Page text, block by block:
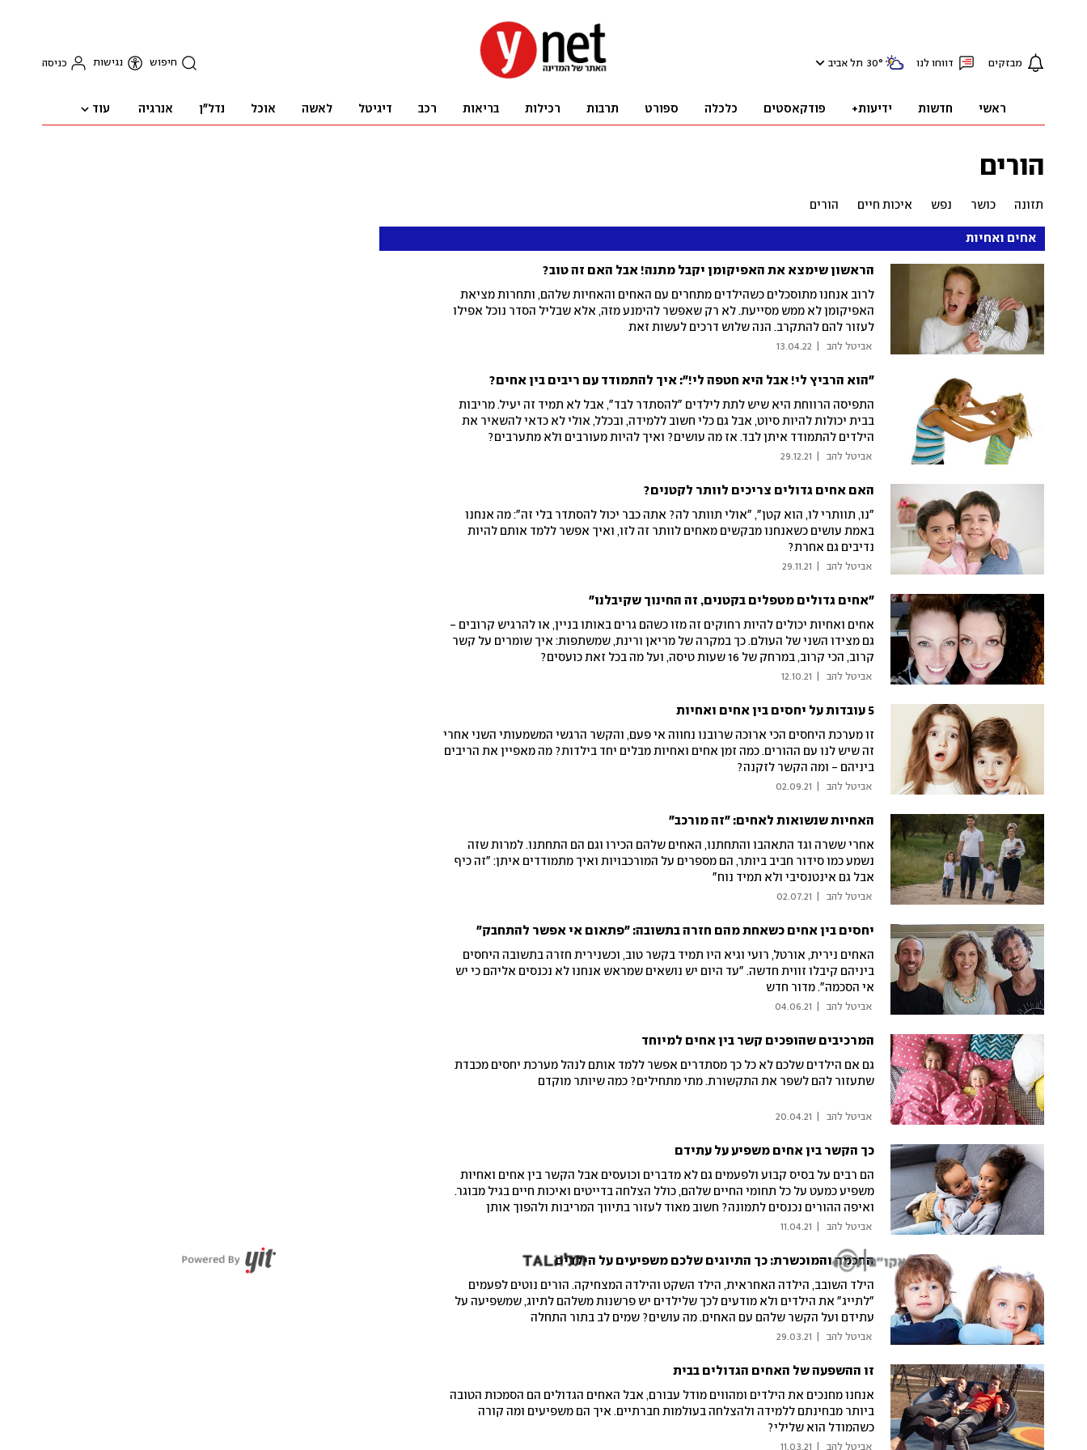
מבזקים דווחו לנו 30° תל אביב חיפוש נגישות כניסה
ראשי חדשות ידיעות+ פודקאסטים כלכלה ספורט תרבות רכילות בריאות רכב דיגיטל לאשה אוכל נדל"ן אנרגיה עוד
הורים
תזונה כושר נפש איכות חיים הורים
אחים ואחיות
הראשון שימצא את האפיקומן יקבל מתנה! אבל האם זה טוב?
לרוב אנחנו מתוסכלים כשהילדים מתחרים עם האחים והאחיות שלהם, ותחרות מציאת
האפיקומן לא ממש מסייעת. לא רק שאפשר להימנע מזה, אלא שבליל הסדר נוכל אפילו
לעזור להם להתקרב. הנה שלוש דרכים לעשות זאת
אביטל להב 13.04.22
"הוא הרביץ לי! אבל היא חטפה לי!": איך להתמודד עם ריבים בין אחים?
התפיסה הרווחת היא שיש לתת לילדים "להסתדר לבד", אבל לא תמיד זה יעיל. מריבות
בבית יכולות להיות סיוט, אבל גם כלי חשוב ללמידה, ובכלל, אולי לא כדאי להשאיר את
הילדים להתמודד איתן לבד. אז מה עושים? ואיך להיות מעורבים ולא מתערבים?
אביטל להב 29.12.21
האם אחים גדולים צריכים לוותר לקטנים?
"נו, תוותרי לו, הוא קטן", "אולי תוותר לה? אתה כבר יכול להסתדר בלי זה": מה אנחנו
באמת עושים כשאנחנו מבקשים מאחים לוותר זה לזו, ואיך אפשר ללמד אותם להיות
נדיבים גם אחרת?
אביטל להב 29.11.21
"אחים גדולים מטפלים בקטנים, זה החינוך שקיבלנו"
אחים ואחיות יכולים להיות רחוקים זה מזו כשהם גרים באותו בניין, או להרגיש קרובים -
גם מצידו השני של העולם. כך במקרה של מריאן ורינת, שמשתפות: איך שומרים על קשר
קרוב, הכי קרוב, במרחק של 16 שעות טיסה, ועל מה בכל זאת כועסים?
אביטל להב 12.10.21
5 עובדות על יחסים בין אחים ואחיות
זו מערכת היחסים הכי ארוכה שרובנו נחווה אי פעם, והקשר הרגשי המשמעותי השני אחרי
זה שיש לנו עם ההורים. כמה זמן אחים ואחיות מבלים יחד בילדות? מה מאפיין את הריבים
ביניהם - ומה הקשר לזקנה?
אביטל להב 02.09.21
האחיות שנשואות לאחים: "זה מורכב"
אחרי ששרה וגד התאהבו והתחתנו, האחים שלהם הכירו וגם הם התחתנו. למרות שזה
נשמע כמו סידור חביב ביותר, הם מספרים על המורכבויות ואיך מתמודדים איתן: "זה כיף
אבל גם אינטנסיבי ולא תמיד נוח"
אביטל להב 02.07.21
יחסים בין אחים כשאחת מהם חזרה בתשובה: "פתאום אי אפשר להתחבק"
האחים נירית, אורטל, רועי וגיא היו תמיד בקשר טוב, וכשנירית חזרה בתשובה היחסים
ביניהם קיבלו זווית חדשה. "עד היום יש נושאים שמראש אנחנו לא נכנסים אליהם כי יש
אי הסכמה". מדור חדש
אביטל להב 04.06.21
המרכיבים שהופכים קשר בין אחים למיוחד
גם אם הילדים שלכם לא כל כך מסתדרים אפשר ללמד אותם לנהל מערכת יחסים מכבדת
שתעזור להם לשפר את התקשורת. מתי מתחילים? כמה שיותר מוקדם
אביטל להב 20.04.21
כך הקשר בין אחים משפיע על עתידם
הם רבים על בסיס קבוע ולפעמים גם לא מדברים וכועסים אבל הקשר בין אחים ואחיות
משפיע כמעט על כל תחומי החיים שלהם, כולל הצלחה בדייטים ואיכות חיים בגיל מבוגר.
ואיפה ההורים נכנסים לתמונה? חשוב מאוד לעזור בתיווך המריבות ולהפוך אותן
להזדמנויות
אביטל להב 11.04.21
החכמה והמוכשרת: כך התיוגים שלכם משפיעים על הילדים
הילד השובב, הילדה האחראית, הילד השקט והילדה המצחיקה. הורים נוטים לפעמים
"לתייג" את הילדים ולא מודעים לכך שלילדים יש פרשנות משלהם לתיוג, שמשפיעה על
עתידם ועל הקשר שלהם עם האחים. מה עושים? שמים לב בתור התחלה
אביטל להב 29.03.21
זו ההשפעה של האחים הגדולים בבית
אנחנו מחנכים את הילדים ומהווים מודל עבורם, אבל האחים הגדולים הם הסמכות הטובה
ביותר מבחינתם ללמידה ולהצלחה בעולמות חברתיים. איך הם משפיעים ומה קורה
כשהמודל הוא שלילי?
אביטל להב 11.03.21